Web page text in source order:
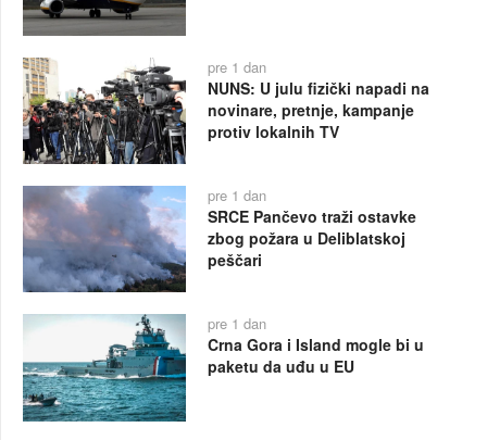
pre 1 dan
NUNS: U julu fizički napadi na
novinare, pretnje, kampanje
protiv lokalnih TV
pre 1 dan
SRCE Pančevo traži ostavke
zbog požara u Deliblatskoj
peščari
pre 1 dan
Crna Gora i Island mogle bi u
paketu da uđu u EU